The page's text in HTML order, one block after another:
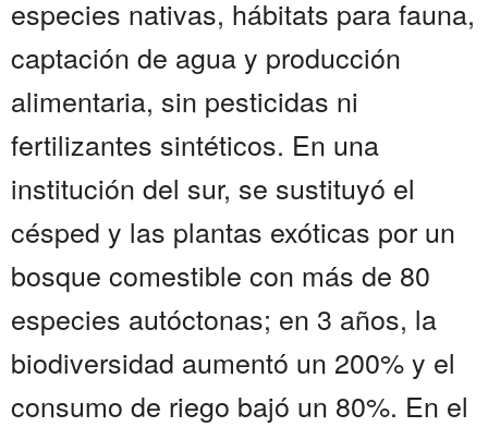
especies nativas, hábitats para fauna,
captación de agua y producción
alimentaria, sin pesticidas ni
fertilizantes sintéticos. En una
institución del sur, se sustituyó el
césped y las plantas exóticas por un
bosque comestible con más de 80
especies autóctonas; en 3 años, la
biodiversidad aumentó un 200% y el
consumo de riego bajó un 80%. En el